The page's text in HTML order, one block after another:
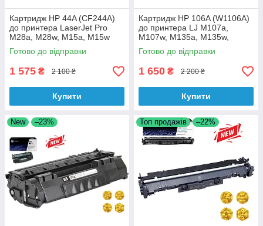
Картридж HP 44A (CF244A)
до принтера LaserJet Pro
M28a, M28w, M15a, M15w
аналог
Готово до відправки
1 575 ₴ 2 100 ₴
Купити
Картридж HP 106A (W1106A)
до принтера LJ M107a,
M107w, M135a, M135w,
M137fnw аналог
Готово до відправки
1 650 ₴ 2 200 ₴
Купити
New –23% Топ продажів –22%